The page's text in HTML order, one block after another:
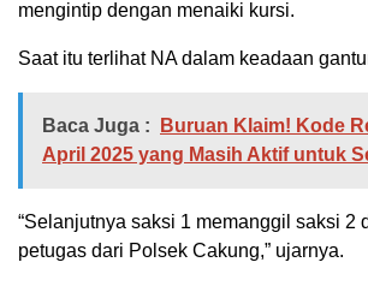
mengintip dengan menaiki kursi.
Saat itu terlihat NA dalam keadaan
Baca Juga :
Buruan Klaim! Kode
April 2025 yang Masih Aktif untuk
“Selanjutnya saksi 1 memanggil saksi 2
petugas dari Polsek Cakung,” ujarnya.